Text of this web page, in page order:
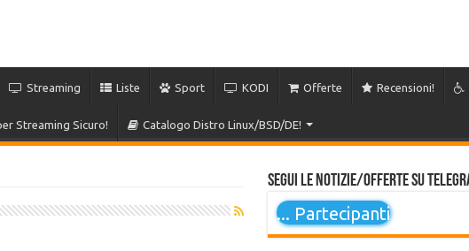
Streaming Liste Sport KODI Offerte Recensioni!
Streaming Sicuro! Catalogo Distro Linux/BSD/DE!
Segui le notizie/offerte su
... Partecipanti